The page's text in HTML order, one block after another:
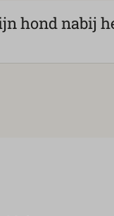
hond nabij